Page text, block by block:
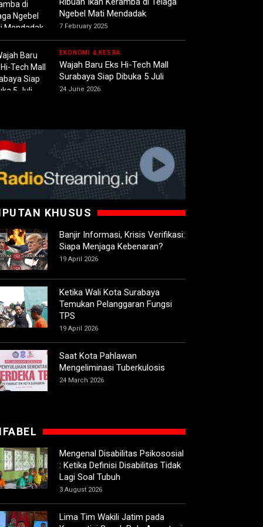
Ngebel Mati Mendadak
7 February 2025
EKONOMI & KESRA
Wajah Baru Eks Hi-Tech Mall
Surabaya Siap Dibuka 5 Juli
24 June 2026
KHUSUS
Banjir Informasi, Krisis Verifikasi:
Siapa Menjaga Kebenaran?
19 April 2026
Ketika Wali Kota Surabaya
Temukan Pelanggaran Fungsi
TPS
19 April 2026
Saat Kota Pahlawan
Mengeliminasi Tuberkulosis
24 March 2026
Mengenal Disabilitas Psikososial
: Ketika Definisi Disabilitas Tidak
Lagi Soal Tubuh
3 August 2026
Lima Tim Wakili Jatim pada